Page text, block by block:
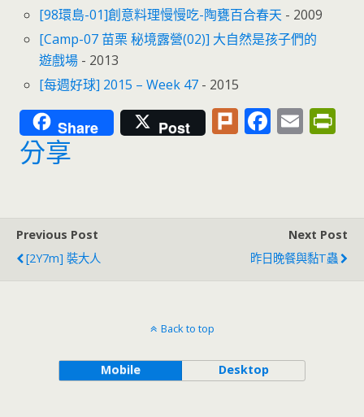
[98環島-01]創意料理慢慢吃-陶甕百合春天 - 2009
[Camp-07 苗栗 秘境露營(02)] 大自然是孩子們的
遊戲場 - 2013
[每週好球] 2015 – Week 47 - 2015
Share Post Pl F
o
E
e
n
分享
Previous Post
[2Y7m] 裝大人
Next Post
昨日晚餐與黏T蟲
Back to top
Mobile Desktop